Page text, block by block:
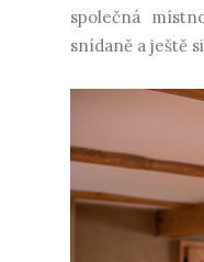
společná
snídaně a ještě